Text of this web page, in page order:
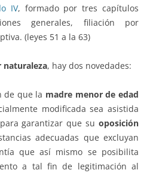
IV, formado por tres capítulos
generales, filiación por
(leyes 51 a la 63)
, hay dos novedades:
de que la madre menor de edad
modificada sea asistida
garantizar que su oposición
adecuadas que excluyan
que así mismo se posibilita
a tal fin de legitimación al